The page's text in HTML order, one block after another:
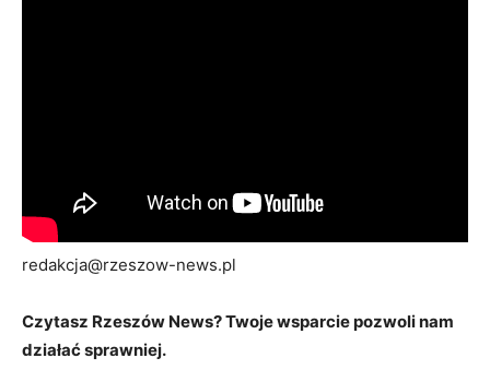
redakcja@rzeszow-news.pl
Czytasz Rzeszów News? Twoje wsparcie pozwoli nam
działać sprawniej.